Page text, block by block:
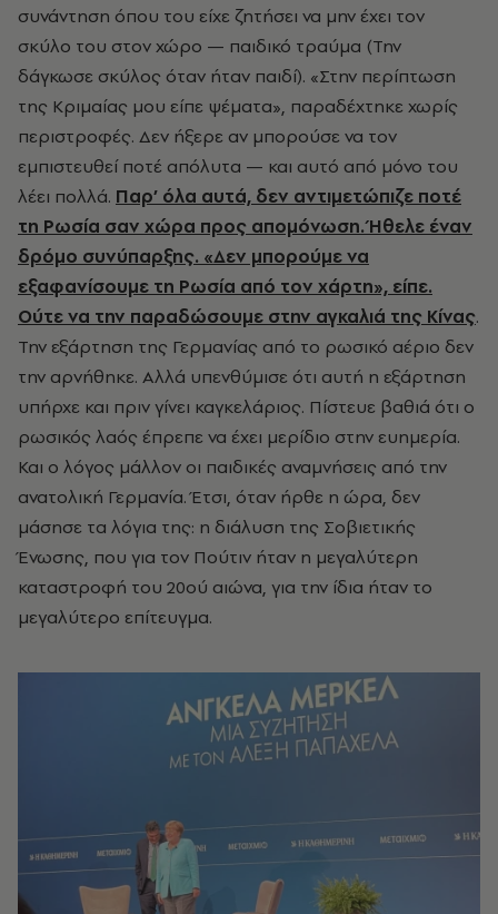
συνάντηση όπου του είχε ζητήσει να μην έχει τον
σκύλο του στον χώρο — παιδικό τραύμα (Την
δάγκωσε σκύλος όταν ήταν παιδί). «Στην περίπτωση
της Κριμαίας μου είπε ψέματα», παραδέχτηκε χωρίς
περιστροφές. Δεν ήξερε αν μπορούσε να τον
εμπιστευθεί ποτέ απόλυτα — και αυτό από μόνο του
λέει πολλά. Παρ’ όλα αυτά, δεν αντιμετώπιζε ποτέ
τη Ρωσία σαν χώρα προς απομόνωση. Ήθελε έναν
δρόμο συνύπαρξης. «Δεν μπορούμε να
εξαφανίσουμε τη Ρωσία από τον χάρτη», είπε.
Ούτε να την παραδώσουμε στην αγκαλιά της Κίνας.
Την εξάρτηση της Γερμανίας από το ρωσικό αέριο δεν
την αρνήθηκε. Αλλά υπενθύμισε ότι αυτή η εξάρτηση
υπήρχε και πριν γίνει καγκελάριος. Πίστευε βαθιά ότι ο
ρωσικός λαός έπρεπε να έχει μερίδιο στην ευημερία.
Και ο λόγος μάλλον οι παιδικές αναμνήσεις από την
ανατολική Γερμανία. Έτσι, όταν ήρθε η ώρα, δεν
μάσησε τα λόγια της: η διάλυση της Σοβιετικής
Ένωσης, που για τον Πούτιν ήταν η μεγαλύτερη
καταστροφή του 20ού αιώνα, για την ίδια ήταν το
μεγαλύτερο επίτευγμα.